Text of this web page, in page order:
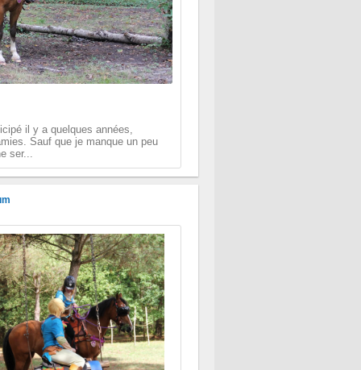
il y a quelques années,
Sauf que je manque un peu
ser...